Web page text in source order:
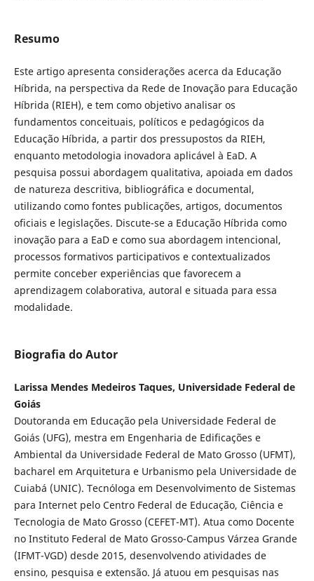
Resumo
Este artigo apresenta considerações acerca da Educação
Híbrida, na perspectiva da Rede de Inovação para Educação
Híbrida (RIEH), e tem como objetivo analisar os
fundamentos conceituais, políticos e pedagógicos da
Educação Híbrida, a partir dos pressupostos da RIEH,
enquanto metodologia inovadora aplicável à EaD. A
pesquisa possui abordagem qualitativa, apoiada em dados
de natureza descritiva, bibliográfica e documental,
utilizando como fontes publicações, artigos, documentos
oficiais e legislações. Discute-se a Educação Híbrida como
inovação para a EaD e como sua abordagem intencional,
processos formativos participativos e contextualizados
permite conceber experiências que favorecem a
aprendizagem colaborativa, autoral e situada para essa
modalidade.
Biografia do Autor
Larissa Mendes Medeiros Taques, Universidade Federal de
Goiás
Doutoranda em Educação pela Universidade Federal de
Goiás (UFG), mestra em Engenharia de Edificações e
Ambiental da Universidade Federal de Mato Grosso (UFMT),
bacharel em Arquitetura e Urbanismo pela Universidade de
Cuiabá (UNIC). Tecnóloga em Desenvolvimento de Sistemas
para Internet pelo Centro Federal de Educação, Ciência e
Tecnologia de Mato Grosso (CEFET-MT). Atua como Docente
no Instituto Federal de Mato Grosso-Campus Várzea Grande
(IFMT-VGD) desde 2015, desenvolvendo atividades de
ensino, pesquisa e extensão. Já atuou em pesquisas nas